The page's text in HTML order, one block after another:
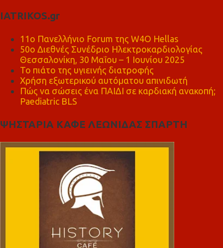
IATRIKOS.gr
11ο Πανελλήνιο Forum της W4O Hellas
50ο Διεθνές Συνέδριο Ηλεκτροκαρδιολογίας
Θεσσαλονίκη, 30 Μαΐου – 1 Ιουνίου 2025
Το πιάτο της υγιεινής διατροφής
Χρήση εξωτερικού αυτόματου απινιδωτή
Πώς να σώσεις ένα ΠΑΙΔΙ σε καρδιακή ανακοπή;
Paediatric BLS
ΨΗΣΤΑΡΙΑ ΚΑΦΕ ΛΕΩΝΙΔΑΣ ΣΠΑΡΤΗ